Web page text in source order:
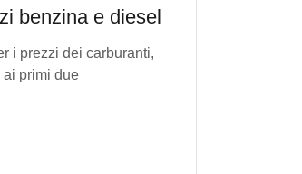
benzina e diesel
i prezzi dei carburanti,
ai primi due